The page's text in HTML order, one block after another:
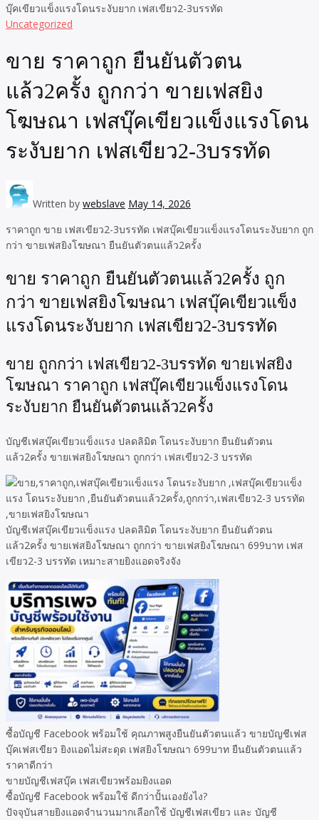
Uncategorized
ขาย ราคาถูก ยืนยันตัวตน
แล้ว2ครั้ง ถูกกว่า ขายเฟสยิง
โฆษณา เฟสบุ๊คเขียวแข็งแรงโดน
ระงับยาก เฟสเขียว2-3บรรทัด
Written by webslave May 14, 2026
ราคาถูก ขาย เฟสเขียว2-3บรรทัด เฟสบุ๊คเขียวแข็งแรงโดนระงับยาก ถูก
กว่า ขายเฟสยิงโฆษณา ยืนยันตัวตนแล้ว2ครั้ง
ขาย ราคาถูก ยืนยันตัวตนแล้ว2ครั้ง ถูก
กว่า ขายเฟสยิงโฆษณา เฟสบุ๊คเขียวแข็ง
แรงโดนระงับยาก เฟสเขียว2-3บรรทัด
ขาย ถูกกว่า เฟสเขียว2-3บรรทัด ขายเฟสยิง
โฆษณา ราคาถูก เฟสบุ๊คเขียวแข็งแรงโดน
ระงับยาก ยืนยันตัวตนแล้ว2ครั้ง
บัญชีเฟสบุ๊คเขียวแข็งแรง ปลดลิมิต โดนระงับยาก ยืนยันตัวตน
แล้ว2ครั้ง ขายเฟสยิงโฆษณา ถูกกว่า เฟสเขียว2-3 บรรทัด
บัญชีเฟสบุ๊คเขียวแข็งแรง ปลดลิมิต โดนระงับยาก ยืนยันตัวตน
แล้ว2ครั้ง ขายเฟสยิงโฆษณา ถูกกว่า ขายเฟสยิงโฆษณา 699บาท เฟส
เขียว2-3 บรรทัด เหมาะสายยิงแอดจริงจัง
ซื้อบัญชี Facebook พร้อมใช้ คุณภาพสูงยืนยันตัวตนแล้ว ขายบัญชีเฟส
บุ๊คเฟสเขียว ยิงแอดไม่สะดุด เฟสยิงโฆษณา 699บาท ยืนยันตัวตนแล้ว
ราคาดีกว่า
ขายบัญชีเฟสบุ๊ค เฟสเขียวพร้อมยิงแอด
ซื้อบัญชี Facebook พร้อมใช้ ดีกว่าปั้นเองยังไง?
ปัจจุบันสายยิงแอดจำนวนมากเลือกใช้ บัญชีเฟสเขียว และ บัญชี